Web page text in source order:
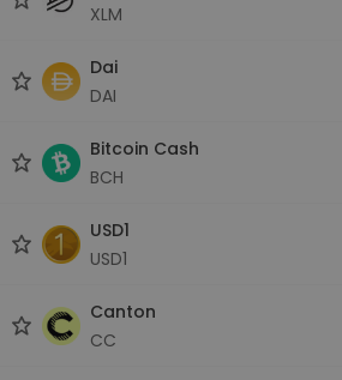
XLM
Dai
DAI
Bitcoin Cash
BCH
USD1
USD1
Canton
CC